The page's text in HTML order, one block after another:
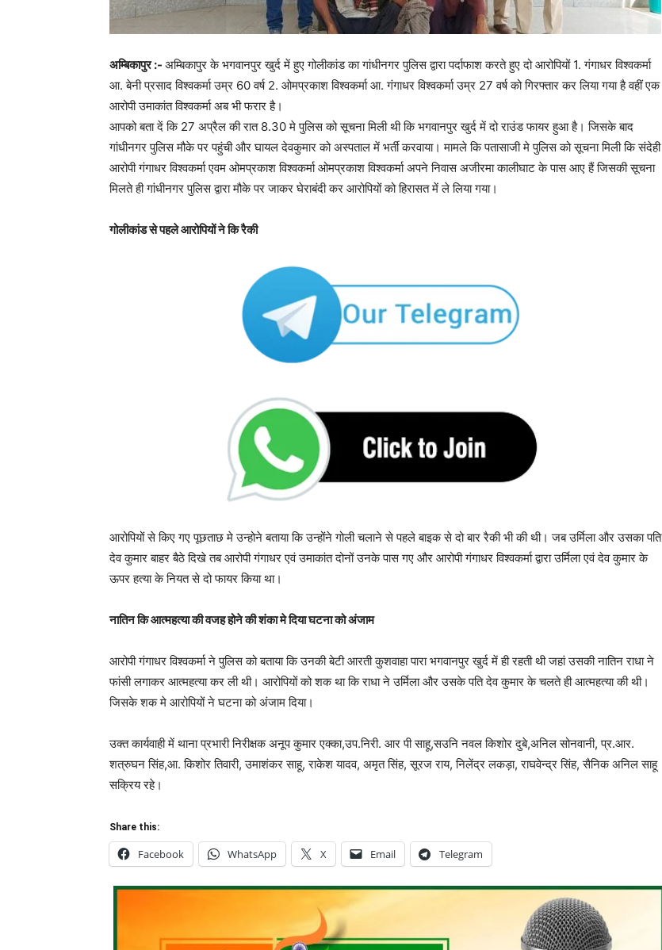
अम्बिकापुर :- अम्बिकापुर के भगवानपुर खुर्द में हुए गोलीकांड का गांधीनगर पुलिस द्वारा पर्दाफाश करते हुए दो आरोपियों 1. गंगाधर विश्वकर्मा
आ. बेनी प्रसाद विश्वकर्मा उम्र 60 वर्ष 2. ओमप्रकाश विश्वकर्मा आ. गंगाधर विश्वकर्मा उम्र 27 वर्ष को गिरफ्तार कर लिया गया है वहीं एक
आरोपी उमाकांत विश्वकर्मा अब भी फरार है।
आपको बता दें कि 27 अप्रैल की रात 8.30 मे पुलिस को सूचना मिली थी कि भगवानपुर खुर्द में दो राउंड फायर हुआ है। जिसके बाद
गांधीनगर पुलिस मौके पर पहुंची और घायल देवकुमार को अस्पताल में भर्ती करवाया। मामले कि पतासाजी मे पुलिस को सूचना मिली कि संदेही
आरोपी गंगाधर विश्वकर्मा एवम ओमप्रकाश विश्वकर्मा ओमप्रकाश विश्वकर्मा अपने निवास अजीरमा कालीघाट के पास आए हैं जिसकी सूचना
मिलते ही गांधीनगर पुलिस द्वारा मौके पर जाकर घेराबंदी कर आरोपियों को हिरासत में ले लिया गया।
गोलीकांड से पहले आरोपियों ने कि रैकी
आरोपियों से किए गए पूछताछ मे उन्होने बताया कि उन्होंने गोली चलाने से पहले बाइक से दो बार रैकी भी की थी। जब उर्मिला और उसका पति
देव कुमार बाहर बैठे दिखे तब आरोपी गंगाधर एवं उमाकांत दोनों उनके पास गए और आरोपी गंगाधर विश्वकर्मा द्वारा उर्मिला एवं देव कुमार के
ऊपर हत्या के नियत से दो फायर किया था।
नातिन कि आत्महत्या की वजह होने की शंका मे दिया घटना को अंजाम
आरोपी गंगाधर विश्वकर्मा ने पुलिस को बताया कि उनकी बेटी आरती कुशवाहा पारा भगवानपुर खुर्द में ही रहती थी जहां उसकी नातिन राधा ने
फांसी लगाकर आत्महत्या कर ली थी। आरोपियों को शक था कि राधा ने उर्मिला और उसके पति देव कुमार के चलते ही आत्महत्या की थी।
जिसके शक मे आरोपियों ने घटना को अंजाम दिया।
उक्त कार्यवाही में थाना प्रभारी निरीक्षक अनूप कुमार एक्का,उप.निरी. आर पी साहू,सउनि नवल किशोर दुबे,अनिल सोनवानी, प्र.आर.
शत्रुघन सिंह,आ. किशोर तिवारी, उमाशंकर साहू, राकेश यादव, अमृत सिंह, सूरज राय, निलेंद्र लकड़ा, राघवेन्द्र सिंह, सैनिक अनिल साहू
सक्रिय रहे।
Share this:
Facebook WhatsApp X Email Telegram